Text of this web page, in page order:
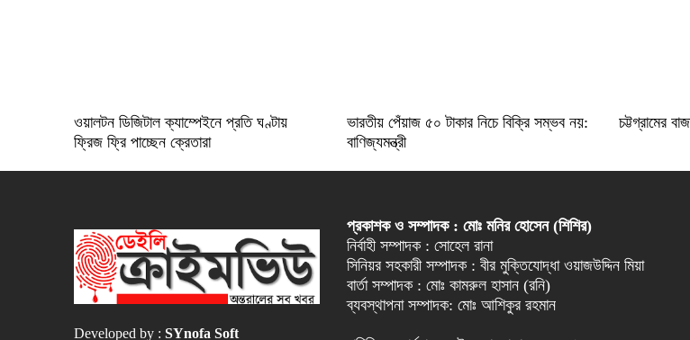
ওয়ালটন ডিজিটাল ক্যাম্পেইনে প্রতি ঘণ্টায়
ফ্রিজ ফ্রি পাচ্ছেন ক্রেতারা
ভারতীয় পেঁয়াজ ৫০ টাকার নিচে বিক্রি সম্ভব নয়:
বাণিজ্যমন্ত্রী
চট্টগ্রামের
Developed by : SYnofa Soft
প্রকাশক ও সম্পাদক : মোঃ মনির হোসেন (শিশির)
নির্বাহী সম্পাদক : সোহেল রানা
সিনিয়র সহকারী সম্পাদক : বীর মুক্তিযোদ্ধা ওয়াজউদ্দিন মিয়া
বার্তা সম্পাদক : মোঃ কামরুল হাসান (রনি)
ব্যবস্থাপনা সম্পাদক: মোঃ আশিকুর রহমান